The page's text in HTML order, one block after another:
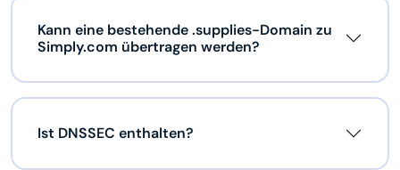
Kann eine bestehende .supplies-Domain zu
Simply.com übertragen werden?
Ist DNSSEC enthalten?